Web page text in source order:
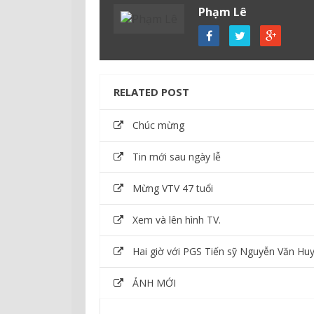
Phạm Lê
RELATED POST
Chúc mừng
Tin mới sau ngày lễ
Mừng VTV 47 tuổi
Xem và lên hình TV.
Hai giờ với PGS Tiến sỹ Nguyễn Văn Huy
ẢNH MỚI